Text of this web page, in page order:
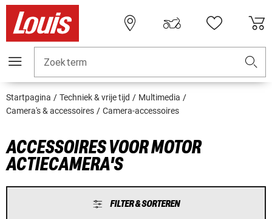
Zoekterm
Startpagina Techniek & vrije tijd
Multimedia
Camera's & accessoires
Camera-accessoires
ACCESSOIRES VOOR MOTOR
ACTIECAMERA'S
FILTER & SORTEREN